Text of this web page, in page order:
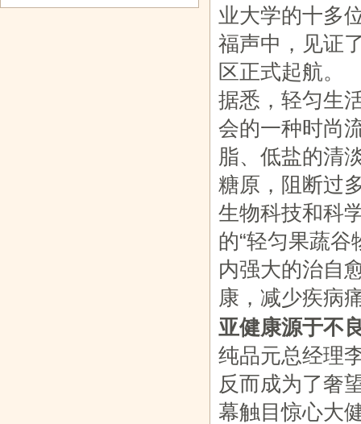
梦”全国公
五金融体系
年，看破了太
库发布《2
摸爬滚打20
年，看破了太
重磅！亿欧智
库发布《2
业大学的十多
福声中，见证
区正式起航。
据悉，轻匀生
会的一种时尚
脂、低盐的清
糖原，阻断过
生物科技和科
的“轻匀果蔬
内强大的治自
康，减少疾病
亚健康源于不
纯品元总经理
反而成为了奢
幕触目惊心大